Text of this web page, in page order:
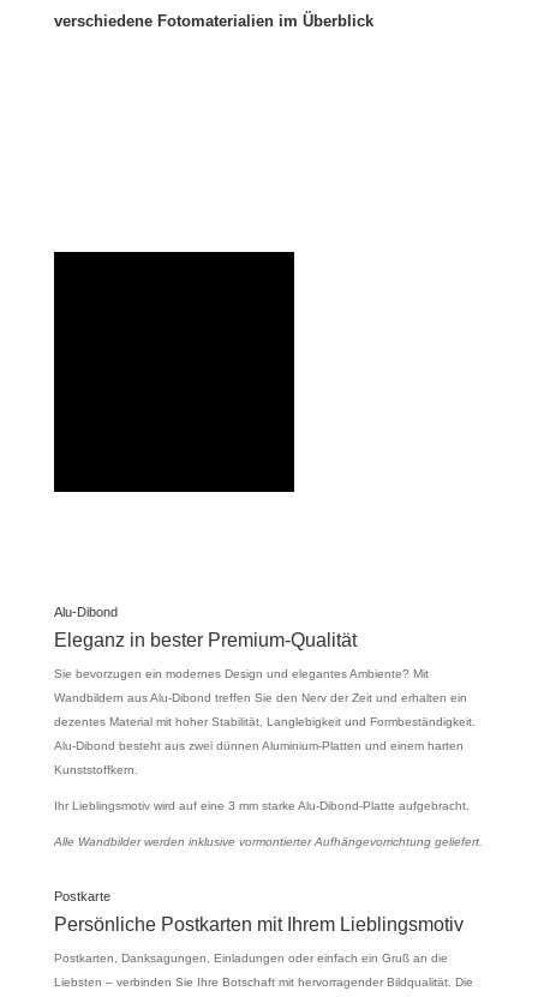
verschiedene Fotomaterialien im Überblick
Alu-Dibond
Eleganz in bester Premium-Qualität
Sie bevorzugen ein modernes Design und elegantes Ambiente? Mit
Wandbildern aus Alu-Dibond treffen Sie den Nerv der Zeit und erhalten ein
dezentes Material mit hoher Stabilität, Langlebigkeit und Formbeständigkeit.
Alu-Dibond besteht aus zwei dünnen Aluminium-Platten und einem harten
Kunststoffkern.
Ihr Lieblingsmotiv wird auf eine 3 mm starke Alu-Dibond-Platte aufgebracht.
Alle Wandbilder werden inklusive vormontierter Aufhängevorrichtung geliefert.
Postkarte
Persönliche Postkarten mit Ihrem Lieblingsmotiv
Postkarten, Danksagungen, Einladungen oder einfach ein Gruß an die
Liebsten – verbinden Sie Ihre Botschaft mit hervorragender Bildqualität. Die